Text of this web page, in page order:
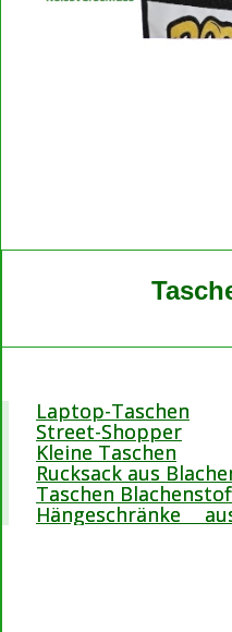
Laptop-Taschen
Street-Shopper
Kleine Taschen
Rucksack aus
Taschen
Hängeschränke